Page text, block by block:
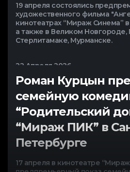
19 апреля состоялись
художественного фильма
кинотеатрах “Мираж Синема”
а также в Великом Новгороде,
Стерлитамаке, Мурманске.
22 Апреля 2026
Роман Курцын
семейную
“Родительский
“Мираж ПИК” в
Петербурге
17 апреля в кинотеатре